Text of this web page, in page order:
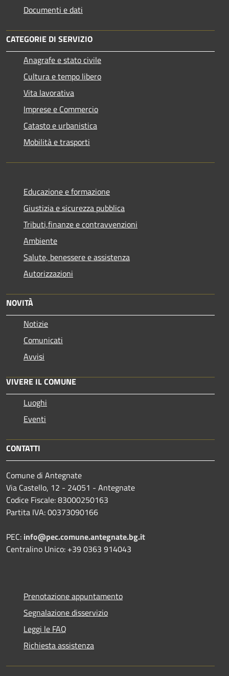
Documenti e dati
CATEGORIE DI SERVIZIO
Anagrafe e stato civile
Cultura e tempo libero
Vita lavorativa
Imprese e Commercio
Catasto e urbanistica
Mobilità e trasporti
Educazione e formazione
Giustizia e sicurezza pubblica
Tributi,finanze e contravvenzioni
Ambiente
Salute, benessere e assistenza
Autorizzazioni
NOVITÀ
Notizie
Comunicati
Avvisi
VIVERE IL COMUNE
Luoghi
Eventi
CONTATTI
Comune di Antegnate
Via Castello, 12 - 24051 - Antegnate
Codice Fiscale: 83000250163
Partita IVA: 00373090166
PEC: info@pec.comune.antegnate.bg.it
Centralino Unico: +39 0363 914043
Prenotazione appuntamento
Segnalazione disservizio
Leggi le FAQ
Richiesta assistenza